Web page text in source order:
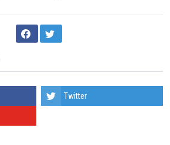
Twitter